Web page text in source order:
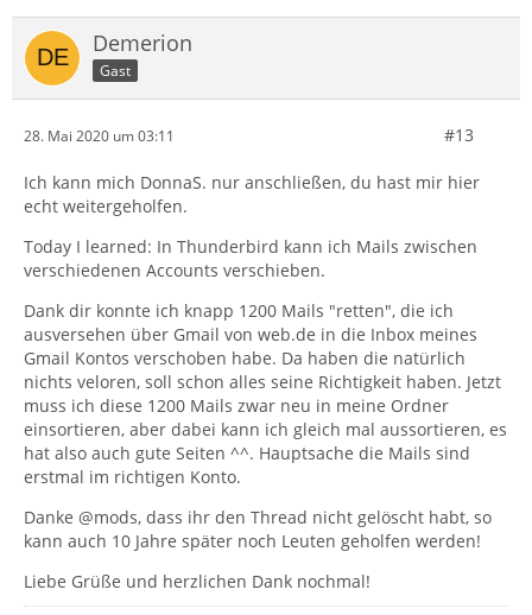
Demerion
Gast
28. Mai 2020 um 03:11 #13
Ich kann mich DonnaS. nur anschließen, du hast mir hier
echt weitergeholfen.
Today I learned: In Thunderbird kann ich Mails zwischen
verschiedenen Accounts verschieben.
Dank dir konnte ich knapp 1200 Mails "retten", die ich
ausversehen über Gmail von web.de in die Inbox meines
Gmail Kontos verschoben habe. Da haben die natürlich
nichts veloren, soll schon alles seine Richtigkeit haben. Jetzt
muss ich diese 1200 Mails zwar neu in meine Ordner
einsortieren, aber dabei kann ich gleich mal aussortieren, es
hat also auch gute Seiten ^^. Hauptsache die Mails sind
erstmal im richtigen Konto.
Danke @mods, dass ihr den Thread nicht gelöscht habt, so
kann auch 10 Jahre später noch Leuten geholfen werden!
Liebe Grüße und herzlichen Dank nochmal!